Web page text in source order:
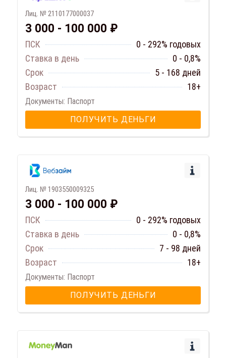
Лиц. № 2110177000037
3 000 - 100 000 ₽
ПСК
0 - 292% годовых
Ставка в день
0 - 0,8%
Срок
5 - 168 дней
Возраст
18+
Документы: Паспорт
ПОЛУЧИТЬ ДЕНЬГИ
Лиц. № 1903550009325
3 000 - 100 000 ₽
ПСК
0 - 292% годовых
Ставка в день
0 - 0,8%
Срок
7 - 98 дней
Возраст
18+
Документы: Паспорт
ПОЛУЧИТЬ ДЕНЬГИ